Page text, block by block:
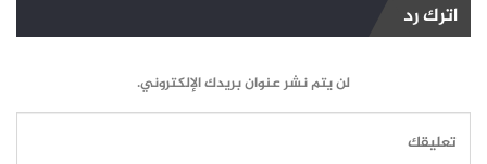
اترك رد
لن يتم نشر عنوان بريدك الإلكتروني.